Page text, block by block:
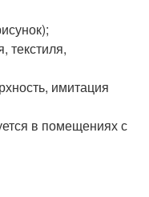
текстиля,
имитация
в помещениях с